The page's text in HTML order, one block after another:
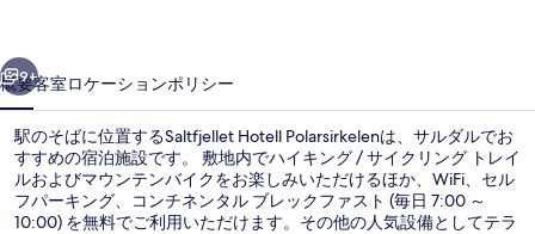
ャ
ラ
リ
ー
9+
概要客室ロケーションポリシー
駅のそばに位置するSaltfjellet Hotell Polarsirkelenは、サルダルでお
すすめの宿泊施設です。 敷地内でハイキング / サイクリング トレイ
ルおよびマウンテンバイクをお楽しみいただけるほか、WiFi、セル
フパーキング、コンチネンタル ブレックファスト (毎日 7:00 ～
10:00) を無料でご利用いただけます。その他の人気設備としてテラ